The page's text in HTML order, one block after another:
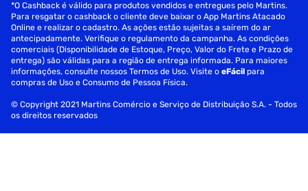
*O Cashback é válido para produtos vendidos e entregues pelo Martins.
Para resgatar o cashback o cliente deve baixar o App Martins Atacado
Online e realizar o cadastro. As ações estão sujeitas a saírem do ar
antecipadamente. Verifique o regulamento da campanha. As condições
comerciais (Disponibilidade de Estoque, Preço, Valor do Frete e Prazo de
entrega) são válidas para a região de entrega informada. Para maiores
informações, consulte nossos Termos de Uso. Visite oeFácil para
compras de Uso e Consumo de Pessoa Física.
© Copyright 2021 Martins Comércio e Serviço de Distribuição S.A. - Todos
os direitos reservados